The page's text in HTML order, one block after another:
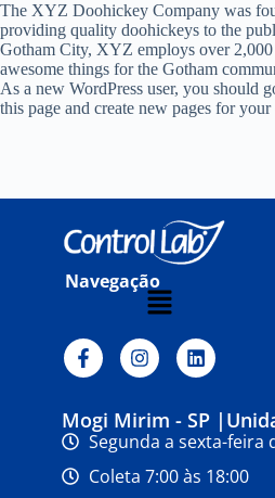
The XYZ Doohickey Company was
providing quality doohickeys to the
Gotham City, XYZ employs over
awesome things for the Gotham
As a new WordPress user, you should
this page and create new pages for
Navegação
Mogi Mirim - SP
Segunda a sexta-feira
Coleta 7:00 às 18:00